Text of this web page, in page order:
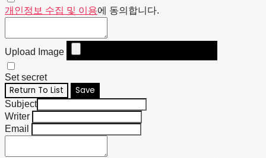
개인정보 수집 및 이용에 동의합니다.
Upload Image
Set secret
Return To List Save
Subject
Writer
Email